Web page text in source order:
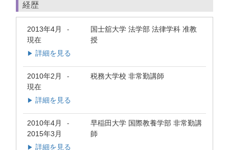
経歴
2013年4月 -
現在
国士舘大学 法学部 法律学科 准教
授
▶ 詳細を見る
2010年2月 -
現在
税務大学校 非常勤講師
▶ 詳細を見る
2010年4月 -
2015年3月
早稲田大学 国際教養学部 非常勤講
師
▶ 詳細を見る